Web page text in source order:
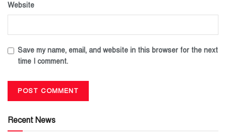
Website
Save my name, email, and website in this browser for the next
time I comment.
Recent News